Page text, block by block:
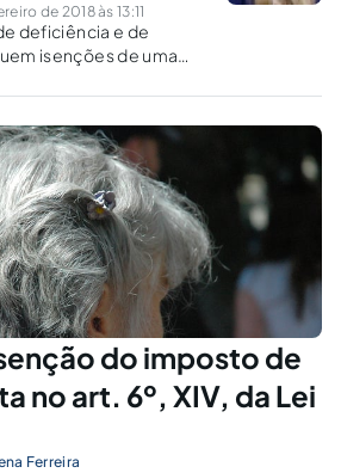
de 2018 às 13:11
deficiência e de
isenções de uma
contribuintes. Desta
monocular
a isenções
do imposto de
no art. 6º, XIV, da Lei
Ferreira